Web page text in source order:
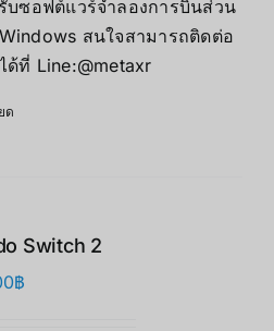
บซอฟต์แวร์จำลองการบินส่วน
สนใจสามารถติดต่อ
ด้ที่ Line:@metaxr
ด
Switch 2
฿